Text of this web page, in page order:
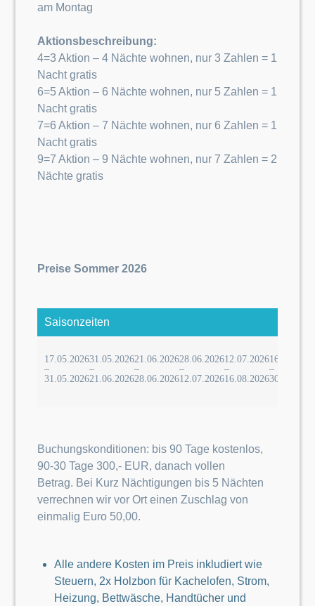
am Montag
Aktionsbeschreibung:
4=3 Aktion – 4 Nächte wohnen, nur 3 Zahlen = 1
Nacht gratis
6=5 Aktion – 6 Nächte wohnen, nur 5 Zahlen = 1
Nacht gratis
7=6 Aktion – 7 Nächte wohnen, nur 6 Zahlen = 1
Nacht gratis
9=7 Aktion – 9 Nächte wohnen, nur 7 Zahlen = 2
Nächte gratis
Preise Sommer 2026
Saisonzeiten
17.05.2026
–
31.05.2026
31.05.2026
–
21.06.2026
21.06.2026
–
28.06.2026
28.06.2026
–
12.07.2026
12.07.2026
–
16.08.2026
16.08.2026
–
30.08.2026
Buchungskonditionen: bis 90 Tage kostenlos,
90-30 Tage 300,- EUR, danach vollen
Betrag. Bei Kurz Nächtigungen bis 5 Nächten
verrechnen wir vor Ort einen Zuschlag von
einmalig Euro 50,00.
Alle andere Kosten im Preis inkludiert wie
Steuern, 2x Holzbon für Kachelofen, Strom,
Heizung, Bettwäsche, Handtücher und